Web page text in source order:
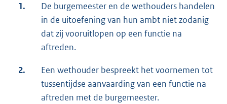
1.
De burgemeester en de wethouders handelen
in de uitoefening van hun ambt niet zodanig
dat zij vooruitlopen op een functie na
aftreden.
2.
Een wethouder bespreekt het voornemen tot
tussentijdse aanvaarding van een functie na
aftreden met de burgemeester.